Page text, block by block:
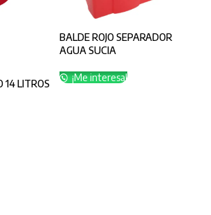
14 LITROS
BALDE ROJO SEPARADOR
AGUA SUCIA
¡Me interesa!